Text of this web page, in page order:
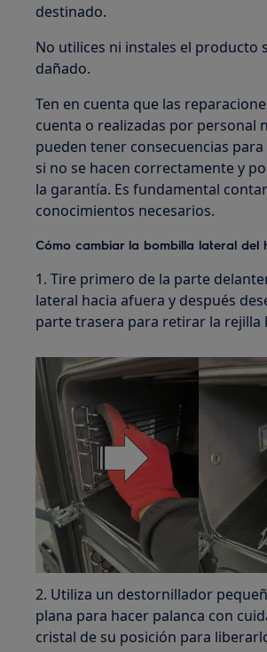
destinado.
No utilices ni instales el producto
dañado.
Ten en cuenta que las
cuenta o realizadas por personal
pueden tener consecuencias
si no se hacen correctamente y
la garantía. Es fundamental
conocimientos necesarios.
Cómo cambiar la bombilla lateral del
1. Tire primero de la parte
lateral hacia afuera y después
parte trasera para retirar la rejilla
2. Utiliza un destornillador
plana para hacer palanca con
cristal de su posición para